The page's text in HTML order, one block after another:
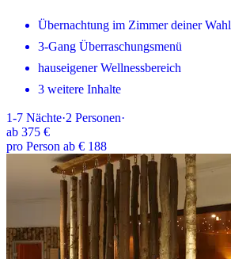
Übernachtung im Zimmer deiner Wahl
3-Gang Überraschungsmenü
hauseigener Wellnessbereich
3 weitere Inhalte
1-7 Nächte·2 Personen·
ab 375 €
pro Person ab € 188